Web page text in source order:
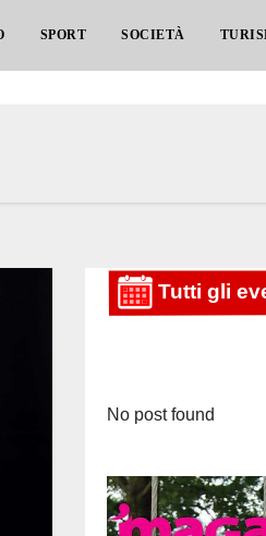
SPORT SOCIETÀ
No post found